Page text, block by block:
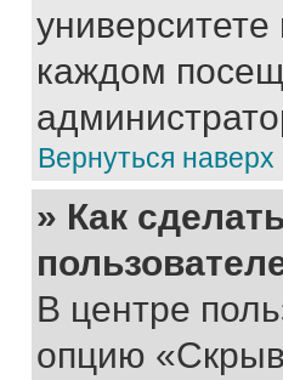
каждом
Вернуться наверх
» Как
В центре
опцию